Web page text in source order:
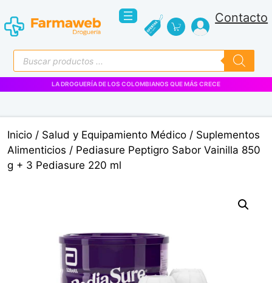
al
contenido
Contacto
Búsqueda
de
productos
LA DROGUERÍA DE LOS COLOMBIANOS QUE MÁS CRECE
Inicio / Salud y Equipamiento Médico / Suplementos
Alimenticios / Pediasure Peptigro Sabor Vainilla 850
g + 3 Pediasure 220 ml